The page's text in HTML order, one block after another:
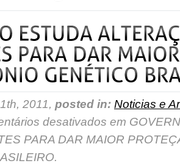
2011, posted in: Noticias e
desativados em
PARA DAR MAIOR